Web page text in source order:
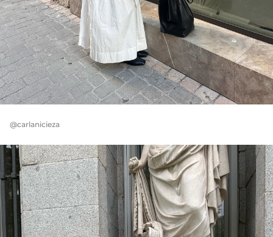
@carlanicieza